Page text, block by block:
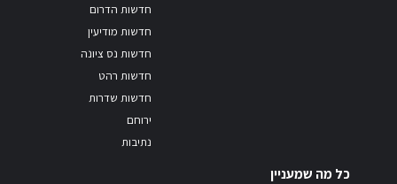
חדשות הדרום
חדשות מודיעין
חדשות נס ציונה
חדשות רהט
חדשות שדרות
ירוחם
נתיבות
כל מה שמעניין